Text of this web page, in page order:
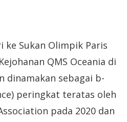
ke Sukan Olimpik Paris
QMS Oceania di
dinamakan sebagai b-
peringkat teratas oleh
pada 2020 dan